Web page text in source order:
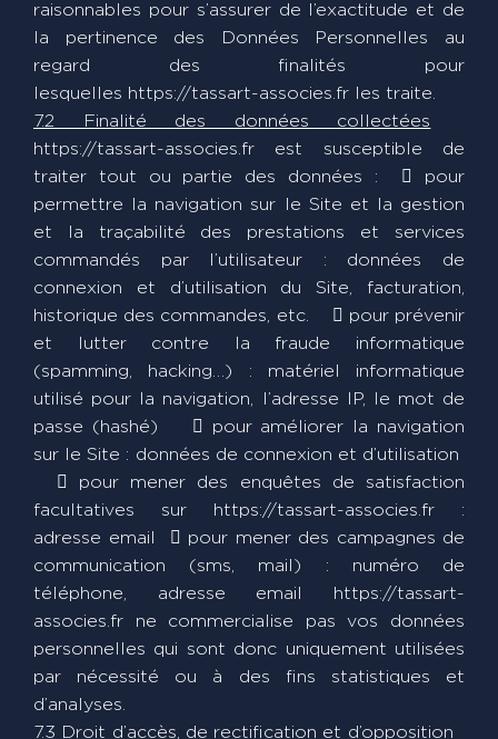
raisonnables pour s’assurer de l’exactitude et de
la pertinence des Données Personnelles au
regard des finalités pour
lesquelles https://tassart-associes.fr les traite.
7.2 Finalité des données collectées
https://tassart-associes.fr est susceptible de
traiter tout ou partie des données :  pour
permettre la navigation sur le Site et la gestion
et la traçabilité des prestations et services
commandés par l’utilisateur : données de
connexion et d’utilisation du Site, facturation,
historique des commandes, etc.  pour prévenir
et lutter contre la fraude informatique
(spamming, hacking…) : matériel informatique
utilisé pour la navigation, l’adresse IP, le mot de
passe (hashé)  pour améliorer la navigation
sur le Site : données de connexion et d’utilisation
 pour mener des enquêtes de satisfaction
facultatives sur https://tassart-associes.fr :
adresse email  pour mener des campagnes de
communication (sms, mail) : numéro de
téléphone, adresse email https://tassart-
associes.fr ne commercialise pas vos données
personnelles qui sont donc uniquement utilisées
par nécessité ou à des fins statistiques et
d’analyses.
7.3 Droit d’accès, de rectification et d’opposition